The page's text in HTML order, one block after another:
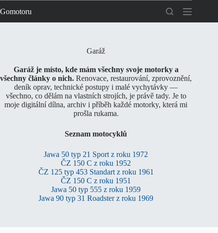
to
content
Gomotoru
Garáž
Garáž je místo, kde mám všechny svoje motorky a
všechny články o nich. Renovace, restaurování, zprovoznění,
deník oprav, technické postupy i malé vychytávky —
všechno, co dělám na vlastních strojích, je právě tady. Je to
moje digitální dílna, archiv i příběh každé motorky, která mi
prošla rukama.
Seznam motocyklů
Jawa 50 typ 21 Sport z roku 1972
ČZ 150 C z roku 1952
ČZ 125 typ 453 Standart z roku 1961
ČZ 150 C z roku 1951
Jawa 50 typ 555 z roku 1959
Jawa 90 typ 31 Roadster z roku 1969